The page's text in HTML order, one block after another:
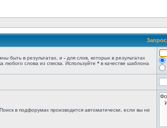
Запрос
быть в результатах, и - для слов, которых в результатах
любого слова из списка. Используйте * в качестве шаблона
в подфорумах производится автоматически, если вы не